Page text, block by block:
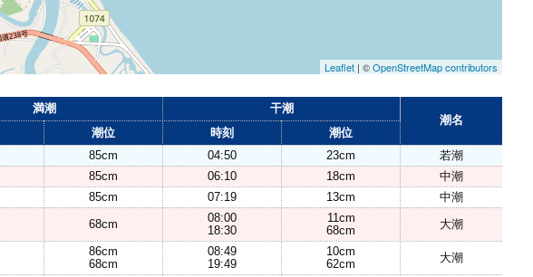
Leaflet | ©OpenStreetMap contributors
満潮
干潮
潮名
潮位 時刻
潮位
85cm 04:50 23cm
若潮
85cm 06:10 18cm
中潮
85cm 07:19 13cm
中潮
68cm
08:00
18:30
11cm
68cm
大潮
86cm
68cm
08:49
19:49
10cm
62cm
大潮